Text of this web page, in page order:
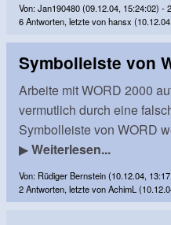
Von: Jan190480 (09.12.04, 15:24:02) -
6 Antworten, letzte von hansx
Symbolleiste von
Arbeite mit WORD 2000
vermutlich durch eine
Symbolleiste von WORD
▶Weiterlesen...
Von: Rüdiger Bernstein (10.12.04,
2 Antworten, letzte von AchimL